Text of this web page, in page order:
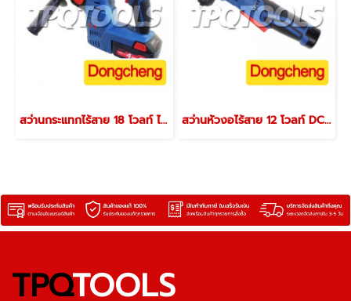
สว่านกระแทกไร้สาย 18 โวลท์ ไร้แปรงถ่าน DCZC24(Type E) สว่านหัวงอไร้สาย 12 โวลท์ DCJZ14-10(Type E)
TPQTOOLS